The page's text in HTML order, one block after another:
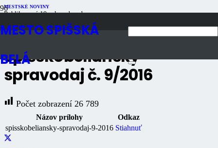
MESTO SPIŠSKÁ
BELÁ
MESTSKÉ NOVINY
Publikované10 rokov dozadu
Spišskobeliansky
spravodaj č. 9/2016
Počet zobrazení 26 789
Názov prílohy
Odkaz
spisskobeliansky-spravodaj-9-2016 Stiahnuť